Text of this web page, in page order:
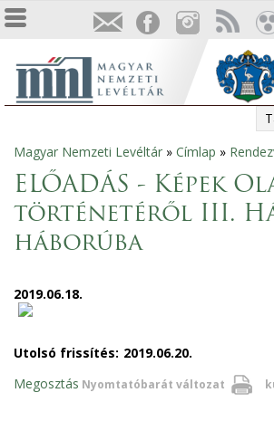
Jelenlegi
hely
Magyar Nemzeti Levéltár » Címlap »
ELŐADÁS - Képek
történetéről III.
háborúba
2019.06.18.
Utolsó frissítés: 2019.06.20.
Nyomtatóbarát változat
Megosztás